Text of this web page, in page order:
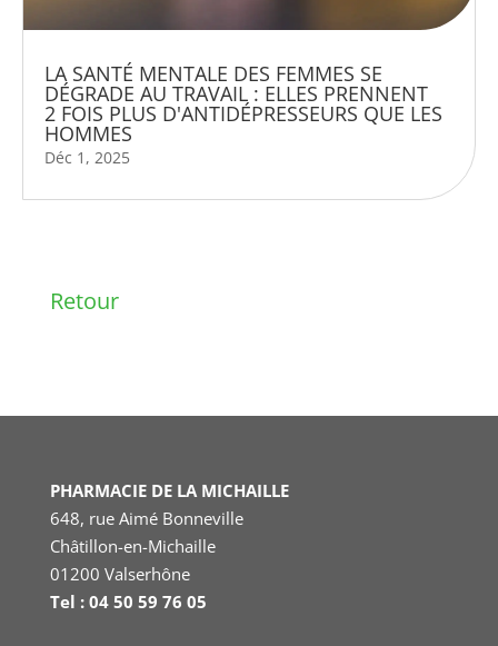
LA SANTÉ MENTALE DES FEMMES SE
DÉGRADE AU TRAVAIL : ELLES PRENNENT
2 FOIS PLUS D'ANTIDÉPRESSEURS QUE LES
HOMMES
Déc 1, 2025
Retour
PHARMACIE DE LA MICHAILLE
648, rue Aimé Bonneville
Châtillon-en-Michaille
01200 Valserhône
Tel : 04 50 59 76 05